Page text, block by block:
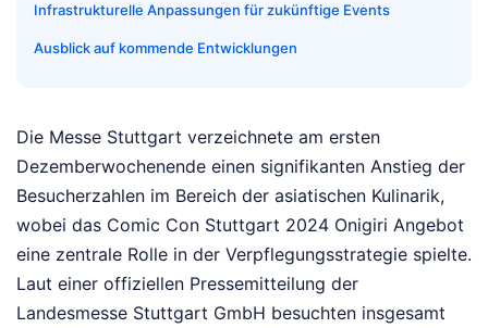
Infrastrukturelle Anpassungen für zukünftige Events
Ausblick auf kommende Entwicklungen
Die Messe Stuttgart verzeichnete am ersten
Dezemberwochenende einen signifikanten Anstieg der
Besucherzahlen im Bereich der asiatischen Kulinarik,
wobei das Comic Con Stuttgart 2024 Onigiri Angebot
eine zentrale Rolle in der Verpflegungsstrategie spielte.
Laut einer offiziellen Pressemitteilung der
Landesmesse Stuttgart GmbH besuchten insgesamt